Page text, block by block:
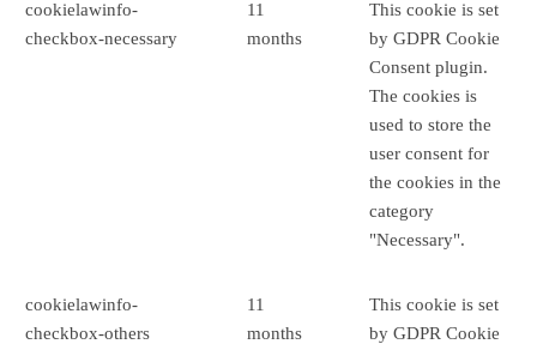
cookielawinfo-
checkbox-necessary
11
months
This cookie is set
by GDPR Cookie
Consent plugin.
The cookies is
used to store the
user consent for
the cookies in the
category
"Necessary".
cookielawinfo-
checkbox-others
11
months
This cookie is set
by GDPR Cookie